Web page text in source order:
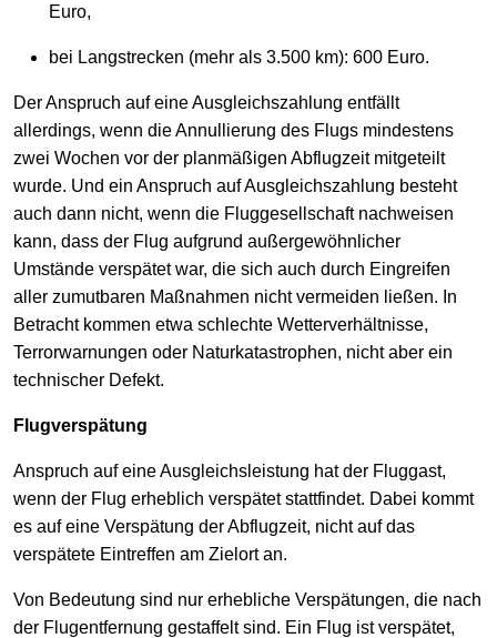
Euro,
bei Langstrecken (mehr als 3.500 km): 600 Euro.
Der Anspruch auf eine Ausgleichszahlung entfällt
allerdings, wenn die Annullierung des Flugs mindestens
zwei Wochen vor der planmäßigen Abflugzeit mitgeteilt
wurde. Und ein Anspruch auf Ausgleichszahlung besteht
auch dann nicht, wenn die Fluggesellschaft nachweisen
kann, dass der Flug aufgrund außergewöhnlicher
Umstände verspätet war, die sich auch durch Eingreifen
aller zumutbaren Maßnahmen nicht vermeiden ließen. In
Betracht kommen etwa schlechte Wetterverhältnisse,
Terrorwarnungen oder Naturkatastrophen, nicht aber ein
technischer Defekt.
Flugverspätung
Anspruch auf eine Ausgleichsleistung hat der Fluggast,
wenn der Flug erheblich verspätet stattfindet. Dabei kommt
es auf eine Verspätung der Abflugzeit, nicht auf das
verspätete Eintreffen am Zielort an.
Von Bedeutung sind nur erhebliche Verspätungen, die nach
der Flugentfernung gestaffelt sind. Ein Flug ist verspätet,